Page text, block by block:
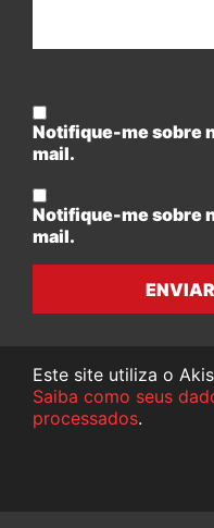
Notifique-me sobre
mail.
Notifique-me sobre
mail.
Este site utiliza o
Saiba como seus
processados.